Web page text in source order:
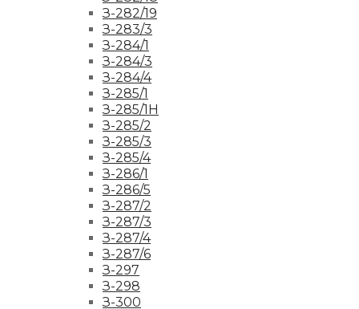
З-282/19
З-283/3
З-284/1
З-284/3
З-284/4
З-285/1
З-285/1Н
З-285/2
З-285/3
З-285/4
З-286/1
З-286/5
З-287/2
З-287/3
З-287/4
З-287/6
З-297
З-298
З-300